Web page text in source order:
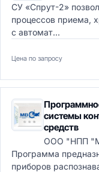
СУ «Спрут-2»
процессов приема,
с автомат...
Цена по запросу
системы
средств
ООО "НПП
Программа
приборов